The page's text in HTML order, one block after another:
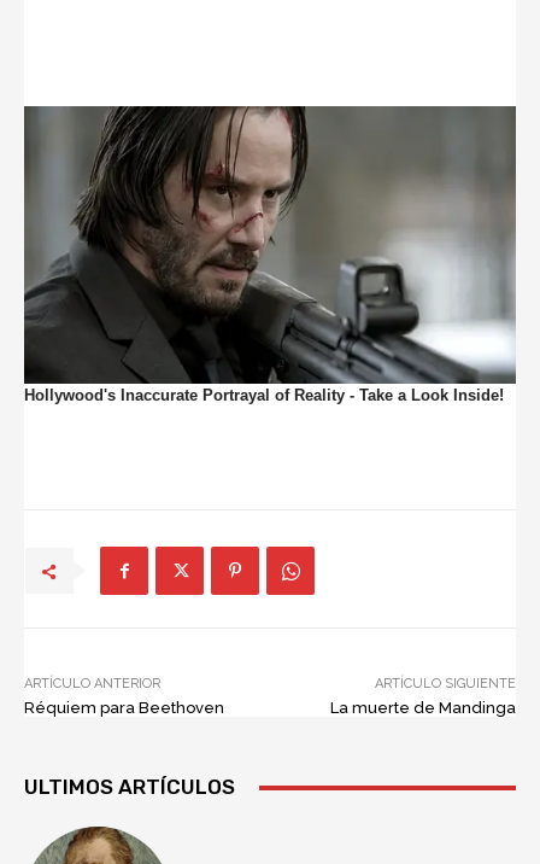
ARTÍCULO ANTERIOR
Réquiem para Beethoven
ARTÍCULO SIGUIENTE
La muerte de Mandinga
ULTIMOS ARTÍCULOS